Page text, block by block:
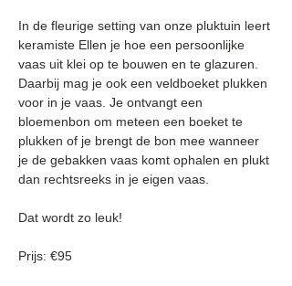
In de fleurige setting van onze pluktuin leert
keramiste Ellen je hoe een persoonlijke
vaas uit klei op te bouwen en te glazuren.
Daarbij mag je ook een veldboeket plukken
voor in je vaas. Je ontvangt een
bloemenbon om meteen een boeket te
plukken of je brengt de bon mee wanneer
je de gebakken vaas komt ophalen en plukt
dan rechtsreeks in je eigen vaas.
Dat wordt zo leuk!
Prijs: €95